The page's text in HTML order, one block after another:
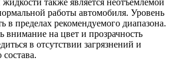
работы автомобиля. Уровень
в пределах рекомендуемого диапазона.
внимание на цвет и прозрачность
в отсутствии загрязнений и